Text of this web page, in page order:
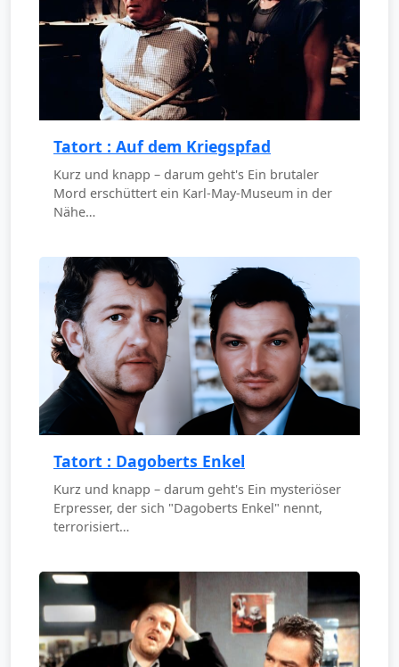
Tatort : Auf dem Kriegspfad
Kurz und knapp – darum geht's Ein brutaler
Mord erschüttert ein Karl-May-Museum in der
Nähe…
Tatort : Dagoberts Enkel
Kurz und knapp – darum geht's Ein mysteriöser
Erpresser, der sich "Dagoberts Enkel" nennt,
terrorisiert…